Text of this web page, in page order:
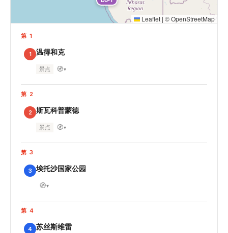
Leaflet | ©OpenStreetMap
第 1
1 温得和克
景点 🧭▾
第 2
2 斯瓦科普蒙德
景点 🧭▾
第 3
3 埃托沙国家公园
🧭▾
第 4
4 苏丝斯维雷